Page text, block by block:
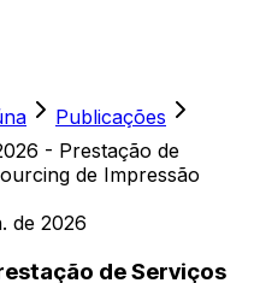
Publicações
- Prestação de
de Impressão
de 2026
de Serviços